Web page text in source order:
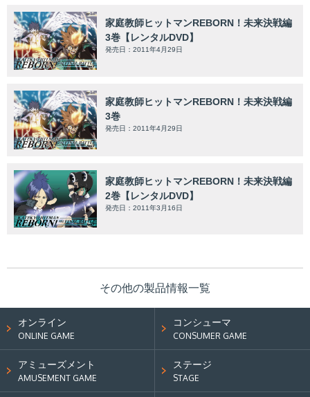
家庭教師ヒットマンREBORN！未来決戦編
3巻【レンタルDVD】
発売日：2011年4月29日
家庭教師ヒットマンREBORN！未来決戦編
3巻
発売日：2011年4月29日
家庭教師ヒットマンREBORN！未来決戦編
2巻【レンタルDVD】
発売日：2011年3月16日
その他の製品情報一覧
オンライン
ONLINE GAME
コンシューマ
CONSUMER GAME
アミューズメント
AMUSEMENT GAME
ステージ
STAGE